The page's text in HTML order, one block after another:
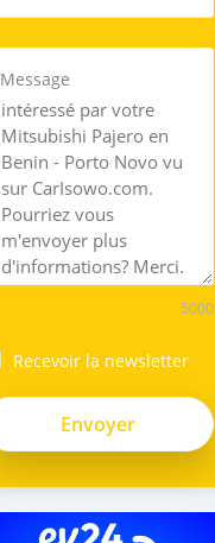
Message
5000
Recevoir la newsletter